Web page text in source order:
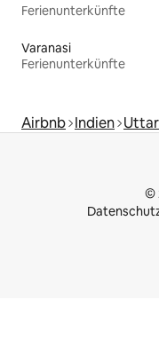
Ferienunterkünfte
Varanasi
Ferienunterkünfte
Airbnb Indien
©